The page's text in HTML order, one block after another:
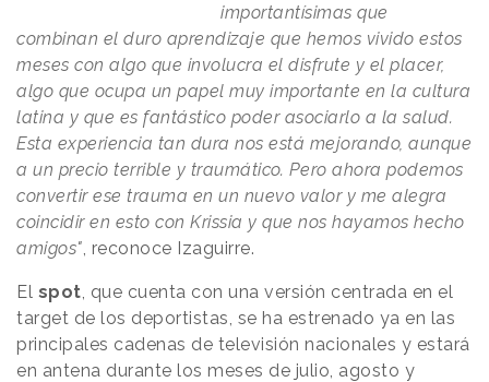
importantísimas que
combinan el duro aprendizaje que hemos vivido estos
meses con algo que involucra el disfrute y el placer,
algo que ocupa un papel muy importante en la cultura
latina y que es fantástico poder asociarlo a la salud.
Esta experiencia tan dura nos está mejorando, aunque
a un precio terrible y traumático. Pero ahora podemos
convertir ese trauma en un nuevo valor y me alegra
coincidir en esto con Krissia y que nos hayamos hecho
amigos" , reconoce Izaguirre.
El spot , que cuenta con una versión centrada en el
target de los deportistas, se ha estrenado ya en las
principales cadenas de televisión nacionales y estará
en antena durante los meses de julio, agosto y